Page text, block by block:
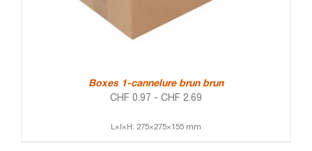
Boxes 1-cannelure brun brun
CHF 0.97 - CHF 2.69
L×l×H: 275×275×155 mm